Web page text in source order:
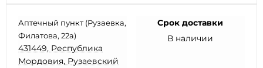
Аптечный пункт (Рузаевка,
Филатова, 22а)
431449, Республика
Мордовия, Рузаевский
Срок доставки
В наличии